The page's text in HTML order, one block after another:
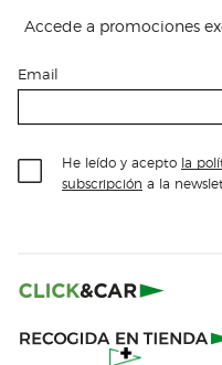
Accede a promociones
Email
He leído y acepto la
subscripción a la